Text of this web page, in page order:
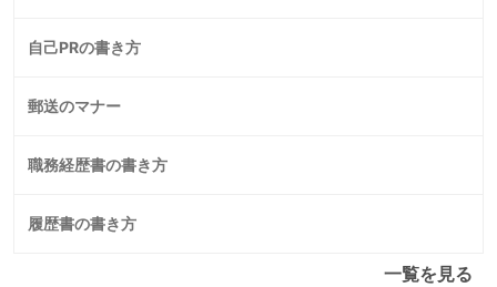
自己PRの書き方
郵送のマナー
職務経歴書の書き方
履歴書の書き方
一覧を見る